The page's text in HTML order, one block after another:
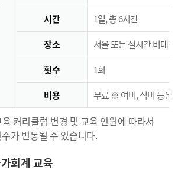
시간 1일, 총 6시간
장소 서울 또는 실시간 비대
횟수 1회
비용 무료 ※ 여비, 식비 등은
커리큘럼 변경 및 교육 인원에 따라서
가 변동될 수 있습니다.
회계 교육